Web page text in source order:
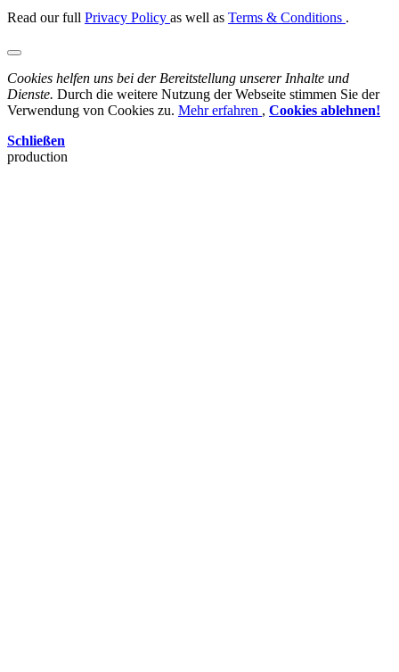
Read our full Privacy Policy as well as Terms & Conditions .
Cookies helfen uns bei der Bereitstellung unserer Inhalte und
Dienste. Durch die weitere Nutzung der Webseite stimmen Sie der
Verwendung von Cookies zu. Mehr erfahren , Cookies ablehnen!
Schließen
production